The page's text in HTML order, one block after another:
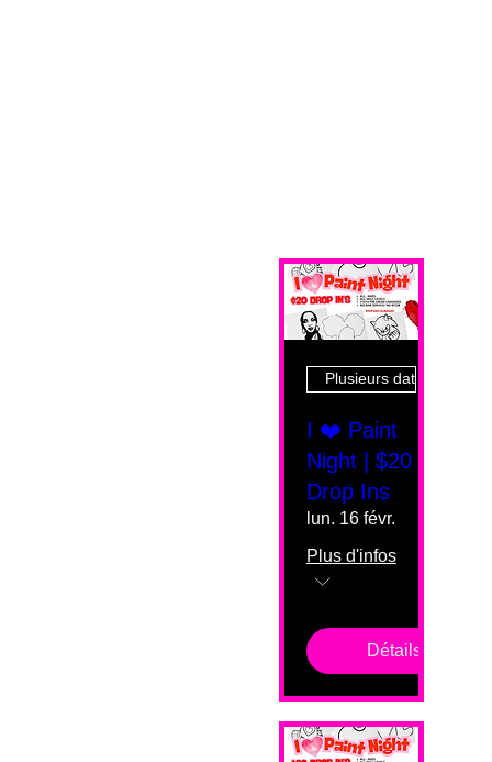
Plusieurs dates
I ❤️ Paint
Night | $20
Drop Ins
lun. 16 févr.
Plus d'infos
Détails